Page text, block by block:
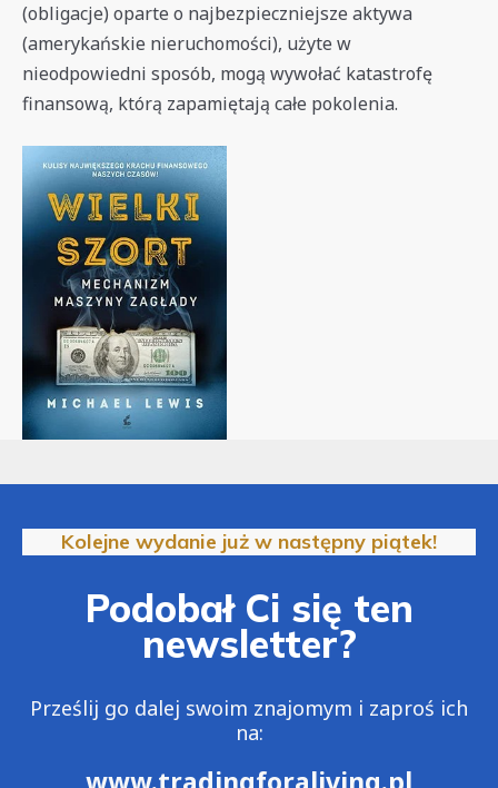
(obligacje) oparte o najbezpieczniejsze aktywa
(amerykańskie nieruchomości), użyte w
nieodpowiedni sposób, mogą wywołać katastrofę
finansową, którą zapamiętają całe pokolenia.
Kolejne wydanie już w następny piątek!
Podobał Ci się ten
newsletter?
Prześlij go dalej swoim znajomym i zaproś ich
na: